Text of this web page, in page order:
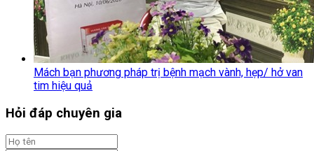
Mách bạn phương pháp trị bệnh mạch vành, hẹp/ hở van
tim hiệu quả
Hỏi đáp chuyên gia